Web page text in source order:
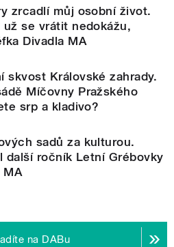
zrcadlí můj osobní život.
už se vrátit nedokážu,
Divadla MA
skvost Královské zahrady.
Míčovny Pražského
srp a kladivo?
sadů za kulturou.
další ročník Letní Grébovky
MA
na DABu